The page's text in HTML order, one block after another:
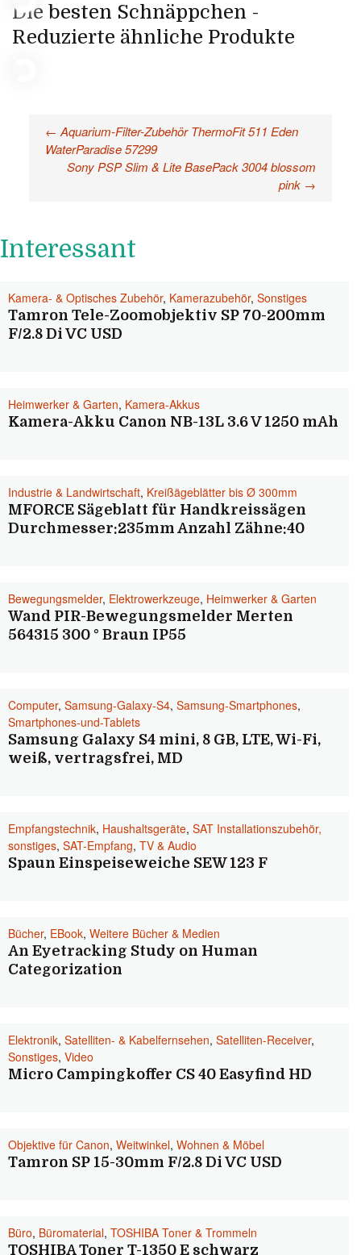
Die besten Schnäppchen -
Reduzierte ähnliche Produkte
Beitragsnavigation
← Aquarium-Filter-Zubehör ThermoFit 511 Eden
WaterParadise 57299
Sony PSP Slim & Lite BasePack 3004 blossom
pink →
Interessant
Kamera- & Optisches Zubehör, Kamerazubehör, Sonstiges
Tamron Tele-Zoomobjektiv SP 70-200mm
F/2.8 Di VC USD
Heimwerker & Garten, Kamera-Akkus
Kamera-Akku Canon NB-13L 3.6 V 1250 mAh
Industrie & Landwirtschaft, Kreißägeblätter bis Ø 300mm
MFORCE Sägeblatt für Handkreissägen
Durchmesser:235mm Anzahl Zähne:40
Bewegungsmelder, Elektrowerkzeuge, Heimwerker & Garten
Wand PIR-Bewegungsmelder Merten
564315 300 ° Braun IP55
Computer, Samsung-Galaxy-S4, Samsung-Smartphones,
Smartphones-und-Tablets
Samsung Galaxy S4 mini, 8 GB, LTE, Wi-Fi,
weiß, vertragsfrei, MD
Empfangstechnik, Haushaltsgeräte, SAT Installationszubehör,
sonstiges, SAT-Empfang, TV & Audio
Spaun Einspeiseweiche SEW 123 F
Bücher, EBook, Weitere Bücher & Medien
An Eyetracking Study on Human
Categorization
Elektronik, Satelliten- & Kabelfernsehen, Satelliten-Receiver,
Sonstiges, Video
Micro Campingkoffer CS 40 Easyfind HD
Objektive für Canon, Weitwinkel, Wohnen & Möbel
Tamron SP 15-30mm F/2.8 Di VC USD
Büro, Büromaterial, TOSHIBA Toner & Trommeln
TOSHIBA Toner T-1350 E schwarz